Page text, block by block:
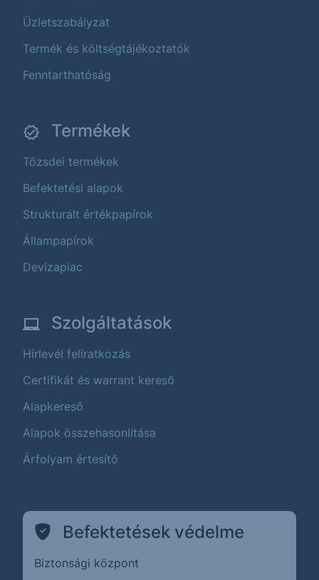
Üzletszabályzat
Termék és költségtájékoztatók
Fenntarthatóság
Termékek
Tőzsdei termékek
Befektetési alapok
Strukturált értékpapírok
Állampapírok
Devizapiac
Szolgáltatások
Hírlevél feliratkozás
Certifikát és warrant kereső
Alapkereső
Alapok összehasonlítása
Árfolyam értesítő
Befektetések védelme
Biztonsági központ